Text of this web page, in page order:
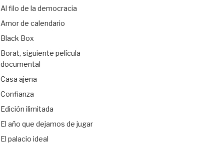
Al filo de la democracia
Amor de calendario
Black Box
Borat, siguiente película
documental
Casa ajena
Confianza
Edición ilimitada
El año que dejamos de jugar
El palacio ideal